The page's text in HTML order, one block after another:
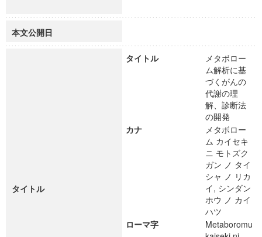
本文公開日
タイトル
タイトル
メタボロー
ム解析に基
づくがんの
代謝の理
解、診断法
の開発
カナ
メタボロー
ム カイセキ
ニ モトズク
ガン ノ タイ
シャ ノ リカ
イ, シンダン
ホウ ノ カイ
ハツ
ローマ字
Metaboromu